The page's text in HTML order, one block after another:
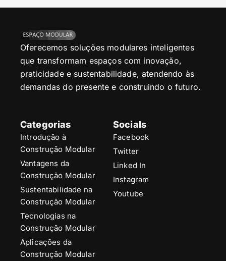
Oferecemos soluções modulares inteligentes
que transformam espaços com inovação,
praticidade e sustentabilidade, atendendo às
demandas do presente e construindo o futuro.
Categorias
Introdução à
Construção Modular
Vantagens da
Construção Modular
Sustentabilidade na
Construção Modular
Tecnologias na
Construção Modular
Aplicações da
Construção Modular
Socials
Facebook
Twitter
Linked In
Instagram
Youtube